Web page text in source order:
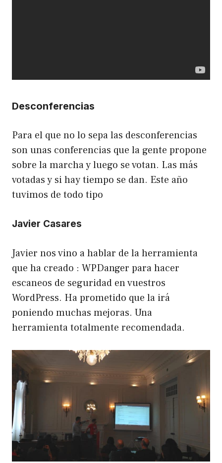
Desconferencias
Para el que no lo sepa las desconferencias
son unas conferencias que la gente propone
sobre la marcha y luego se votan. Las más
votadas y si hay tiempo se dan. Este año
tuvimos de todo tipo
Javier Casares
Javier nos vino a hablar de la herramienta
que ha creado : WPDanger para hacer
escaneos de seguridad en vuestros
WordPress. Ha prometido que la irá
poniendo muchas mejoras. Una
herramienta totalmente recomendada.